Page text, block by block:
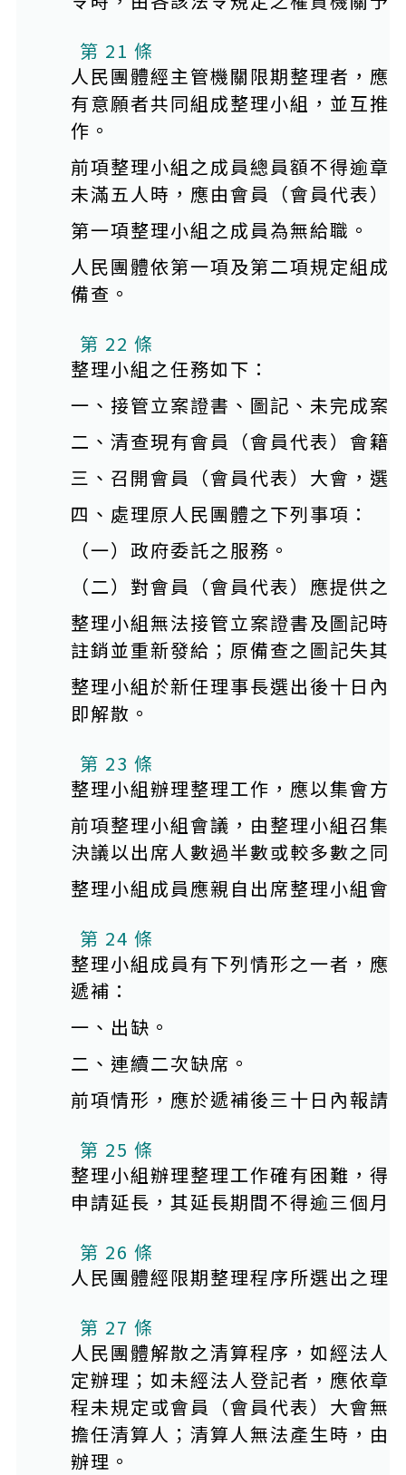
第 21 條
人民團體經主管機關限期整理者，應
有意願者共同組成整理小組，並互推
作。
前項整理小組之成員總員額不得逾章
未滿五人時，應由會員（會員代表）
第一項整理小組之成員為無給職。
人民團體依第一項及第二項規定組成
備查。
第 22 條
整理小組之任務如下：
一、接管立案證書、圖記、未完成案
二、清查現有會員（會員代表）會籍
三、召開會員（會員代表）大會，選
四、處理原人民團體之下列事項：
（一）政府委託之服務。
（二）對會員（會員代表）應提供之
整理小組無法接管立案證書及圖記時
註銷並重新發給；原備查之圖記失其
整理小組於新任理事長選出後十日內
即解散。
第 23 條
整理小組辦理整理工作，應以集會方
前項整理小組會議，由整理小組召集
決議以出席人數過半數或較多數之同
整理小組成員應親自出席整理小組會
第 24 條
整理小組成員有下列情形之一者，應
遞補：
一、出缺。
二、連續二次缺席。
前項情形，應於遞補後三十日內報請
第 25 條
整理小組辦理整理工作確有困難，得
申請延長，其延長期間不得逾三個月
第 26 條
人民團體經限期整理程序所選出之理
第 27 條
人民團體解散之清算程序，如經法人
定辦理；如未經法人登記者，應依章
程未規定或會員（會員代表）大會無
擔任清算人；清算人無法產生時，由
辦理。